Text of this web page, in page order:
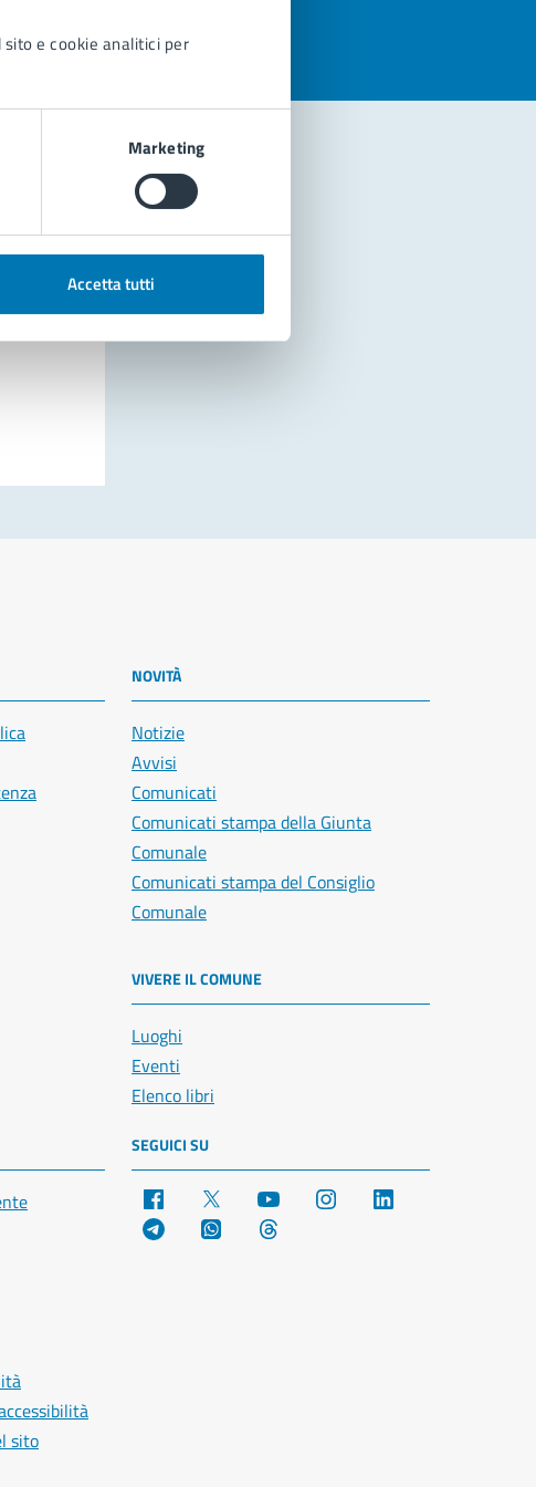
e cookie analitici per
Marketing
Accetta tutti
NOVITÀ
Notizie
Avvisi
Comunicati
Comunicati stampa della Giunta
Comunale
Comunicati stampa del Consiglio
Comunale
VIVERE IL COMUNE
Luoghi
Eventi
Elenco libri
sito
SEGUICI SU
Facebook YouTube Instagram
Telegram WhatsApp